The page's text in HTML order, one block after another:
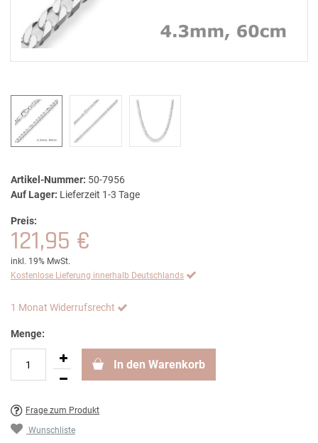
Artikel-Nummer: 50-7956
Auf Lager: Lieferzeit 1-3 Tage
Preis:
121,95 €
inkl. 19% MwSt.
Kostenlose Lieferung innerhalb Deutschlands
1 Monat Widerrufsrecht
Menge:
In den Warenkorb
Frage zum Produkt
Wunschliste